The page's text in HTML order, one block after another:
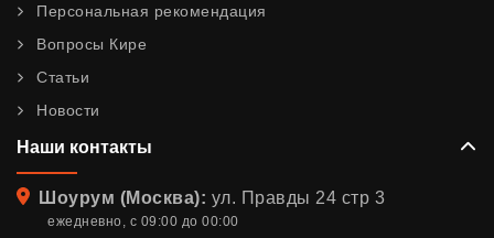
Персональная рекомендация
Вопросы Кире
Статьи
Новости
Наши контакты
Адрес
Шоурум (Москва): ул. Правды 24 стр 3
ежедневно, с 09:00 до 00:00